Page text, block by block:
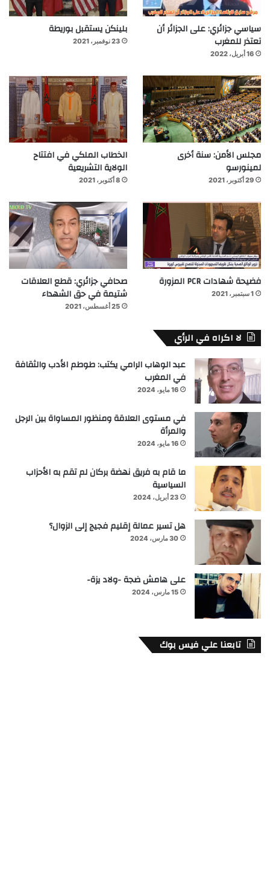
سياسي جزائري: على الجزائر أن
تعتذر للمغرب
16 أبريل، 2022
بلينكن يستقبل بوريطة
23 نوفمبر، 2021
مجلس الأمن: سنة أخرى
لمينورسو
29 أكتوبر، 2021
الخطاب الملكي في افتتاح
الولاية التشريعية
8 أكتوبر، 2021
فضيحة شهادات PCR المزورة
1 سبتمبر، 2021
صحافي جزائري: قطع العلاقات
شتيمة في حق الشهداء
25 أغسطس، 2021
لا اكراه في الرأي
عبد الوهاب الرامي يكتب: طوطم الأدب والثقافة
في المغرب
16 مايو، 2024
في مستوى العلاقة ومنظور المساواة بين الرجل
والمرأة
16 مايو، 2024
ما قام به فريق نهضة بركان لم تقم به الأحزاب
السياسية
23 أبريل، 2024
هل تسير عمالة إقليم فجيج إلى الزوال؟
30 مارس، 2024
على هامش ضجة -ولاد يزة-
15 مارس، 2024
تابعنا علي فيس بوك